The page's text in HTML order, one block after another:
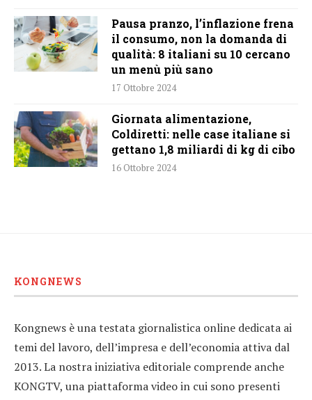
Pausa pranzo, l’inflazione frena
il consumo, non la domanda di
qualità: 8 italiani su 10 cercano
un menù più sano
17 Ottobre 2024
Giornata alimentazione,
Coldiretti: nelle case italiane si
gettano 1,8 miliardi di kg di cibo
16 Ottobre 2024
KONGNEWS
Kongnews è una testata giornalistica online dedicata ai
temi del lavoro, dell’impresa e dell’economia attiva dal
2013. La nostra iniziativa editoriale comprende anche
KONGTV, una piattaforma video in cui sono presenti